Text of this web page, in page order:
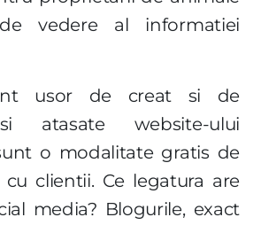
vedere al informatiei
usor de creat si de
atasate website-ului
o modalitate gratis de
clientii. Ce legatura are
media? Blogurile, exact